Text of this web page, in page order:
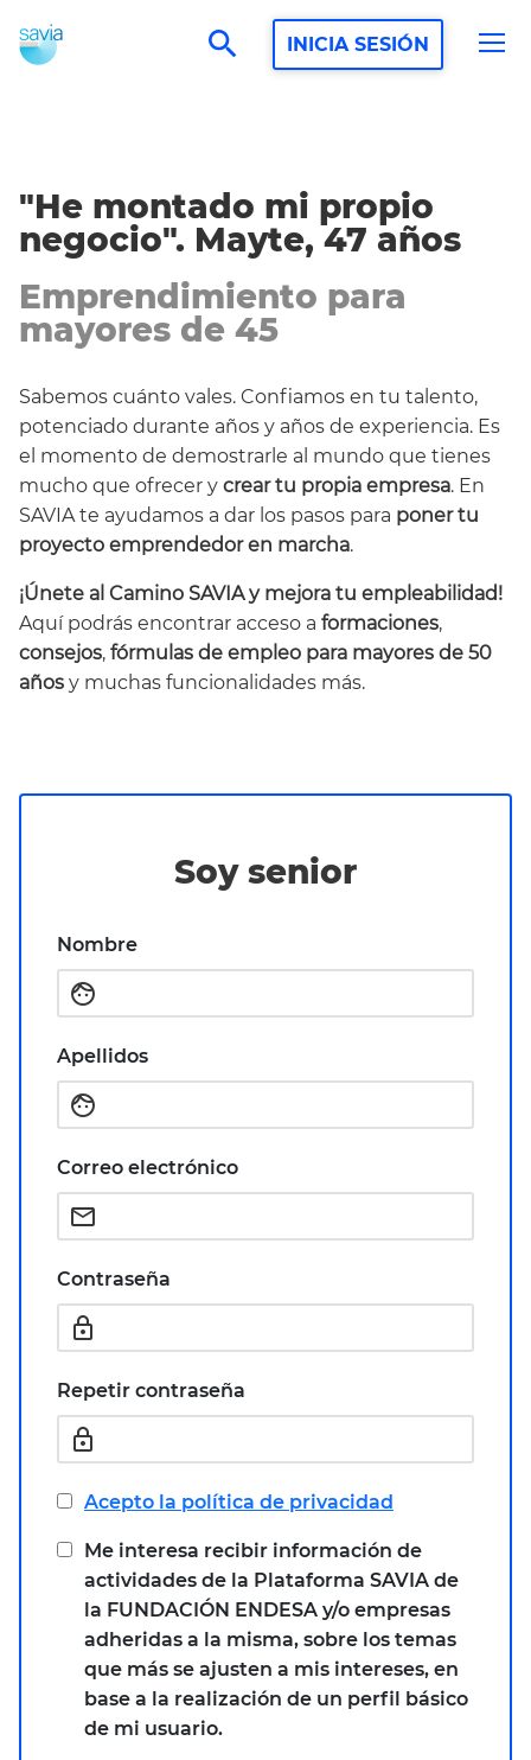
search INICIA SESIÓN
"He montado mi propio
negocio". Mayte, 47 años
Emprendimiento para
mayores de 45
Sabemos cuánto vales. Confiamos en tu talento,
potenciado durante años y años de experiencia. Es
el momento de demostrarle al mundo que tienes
mucho que ofrecer y crear tu propia empresa. En
SAVIA te ayudamos a dar los pasos para poner tu
proyecto emprendedor en marcha.
¡Únete al Camino SAVIA y mejora tu empleabilidad!
Aquí podrás encontrar acceso a formaciones,
consejos, fórmulas de empleo para mayores de 50
años y muchas funcionalidades más.
Soy senior
Nombre
face
Apellidos
face
Correo electrónico
email
Contraseña
lock
Repetir contraseña
lock
Acepto la política de privacidad
Me interesa recibir información de
actividades de la Plataforma SAVIA de
la FUNDACIÓN ENDESA y/o empresas
adheridas a la misma, sobre los temas
que más se ajusten a mis intereses, en
base a la realización de un perfil básico
de mi usuario.